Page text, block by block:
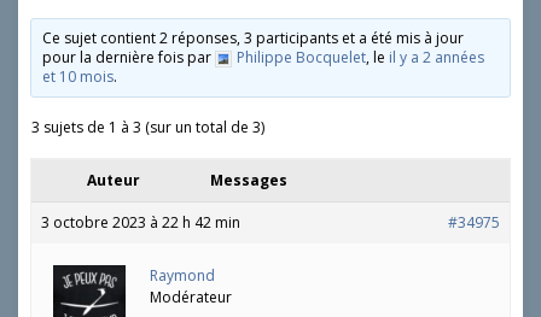
Ce sujet contient 2 réponses, 3 participants et a été mis à jour
pour la dernière fois par
Philippe Bocquelet, le il y a 2 années
et 10 mois.
3 sujets de 1 à 3 (sur un total de 3)
Auteur Messages
3 octobre 2023 à 22 h 42 min #34975
Raymond
Modérateur